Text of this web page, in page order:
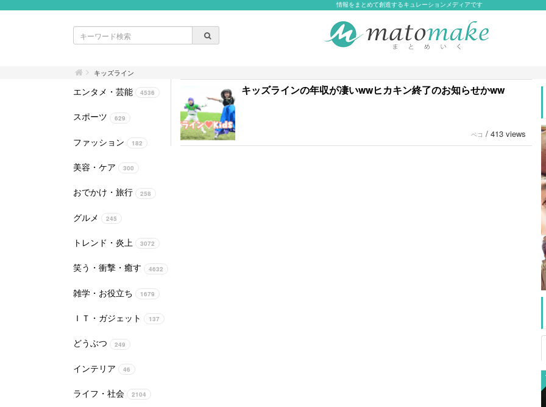
情報をまとめて創造するキュレーションメディアです
キッズライン
エンタメ・芸能 4536
スポーツ 629
ファッション 182
美容・ケア 300
おでかけ・旅行 258
グルメ 245
トレンド・炎上 3072
笑う・衝撃・癒す 4632
雑学・お役立ち 1679
ＩＴ・ガジェット 137
どうぶつ 249
インテリア 46
ライフ・社会 2104
キッズラインの年収が凄いwwヒカキン終了のお知らせかww
ペコ / 413 views